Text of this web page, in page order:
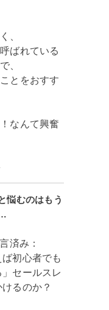
、
ばれている
、
とをおすす
なんて興奮
悩むのはもう
済み：
初心者でも
」セールスレ
るのか？